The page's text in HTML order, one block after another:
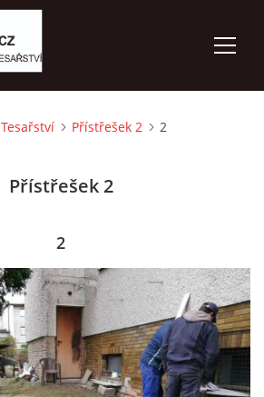
Tesařství Přístřešek 2 2
Přístřešek 2
2